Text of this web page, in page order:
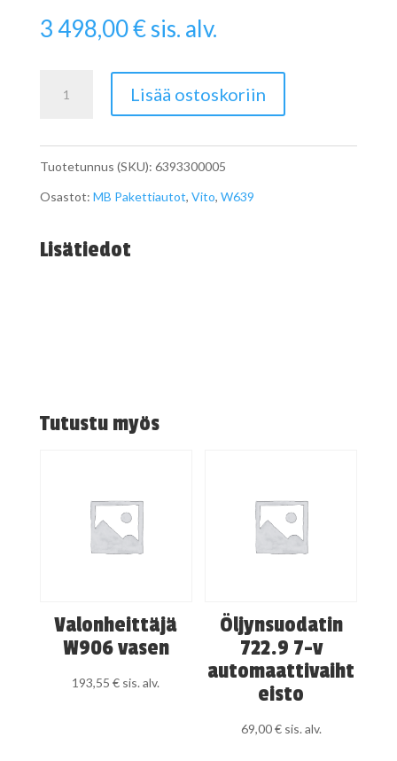
3 498,00€sis. alv.
Etuperä
A6393300005
määrä
Lisää ostoskoriin
Tuotetunnus (SKU): 6393300005
Osastot: MB Pakettiautot, Vito, W639
Lisätiedot
Tutustu myös
Valonheittäjä
W906 vasen
193,55€ sis. alv.
Öljynsuodatin
722.9 7-v
automaattivaiht
eisto
69,00€ sis. alv.